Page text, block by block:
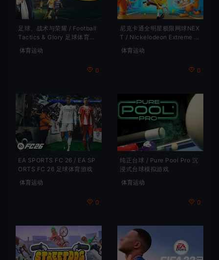
足球、战术与荣耀 / Football
Tactics & Glory 足球体育游
体育运动
0
尼克卡通全明星极限网球NEX
T / Nickelodeon Extreme T
ennis Next 休闲体育游戏
体育运动
0
EA SPORTS FC 26 / EA SP
ORTS FC 26 足球体育游戏
体育运动
0
纯正台球 / Pure Pool Pro 沉
浸式台球模拟游戏
体育运动
0